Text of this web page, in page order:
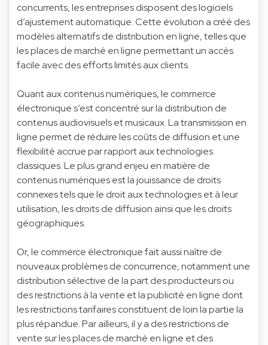
concurrents, les entreprises disposent des logiciels
d’ajustement automatique. Cette évolution a créé des
modèles alternatifs de distribution en ligne, telles que
les places de marché en ligne permettant un accès
facile avec des efforts limités aux clients.
Quant aux contenus numériques, le commerce
électronique s’est concentré sur la distribution de
contenus audiovisuels et musicaux. La transmission en
ligne permet de réduire les coûts de diffusion et une
flexibilité accrue par rapport aux technologies
classiques. Le plus grand enjeu en matière de
contenus numériques est la jouissance de droits
connexes tels que le droit aux technologies et à leur
utilisation, les droits de diffusion ainsi que les droits
géographiques.
Or, le commerce électronique fait aussi naître de
nouveaux problèmes de concurrence, notamment une
distribution sélective de la part des producteurs ou
des restrictions à la vente et la publicité en ligne dont
les restrictions tarifaires constituent de loin la partie la
plus répandue. Par ailleurs, il y a des restrictions de
vente sur les places de marché en ligne et des